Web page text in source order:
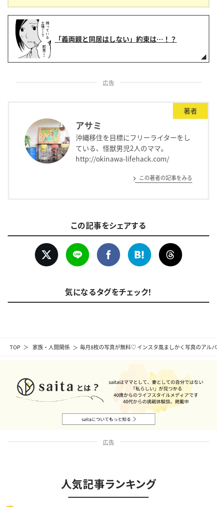
TOP 家族・人間関係 毎月8枚の写真が無料♡ インスタ風ましかく写真のアル
「義両親と同居はしない」約束は…！？
広告
著者
アサミ
沖縄移住を目標にフリーライターをし
ている、怪獣男児2人のママ。
http://okinawa-lifehack.com/
この著者の記事をみる
この記事をシェアする
気になるタグをチェック！
広告
人気記事ランキング